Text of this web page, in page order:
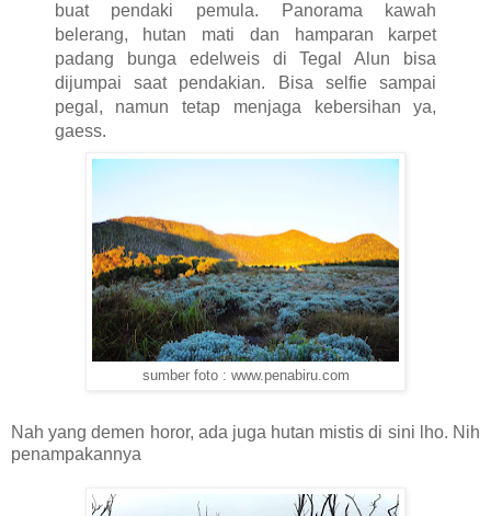
buat pendaki pemula. Panorama kawah
belerang, hutan mati dan hamparan karpet
padang bunga edelweis di Tegal Alun bisa
dijumpai saat pendakian. Bisa selfie sampai
pegal, namun tetap menjaga kebersihan ya,
gaess.
sumber foto : www.penabiru.com
Nah yang demen horor, ada juga hutan mistis di sini lho. Nih
penampakannya